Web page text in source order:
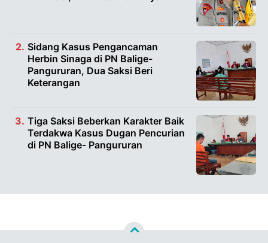
Sidang Kasus Pengancaman
Herbin Sinaga di PN Balige-
Pangururan, Dua Saksi Beri
Keterangan
Tiga Saksi Beberkan Karakter Baik
Terdakwa Kasus Dugan Pencurian
di PN Balige- Pangururan